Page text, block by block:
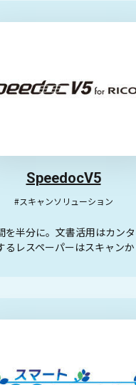
SpeedocV5
#スキャンソリューション
を半分に。文書活用はカンタ
るレスペーパーはスキャンか